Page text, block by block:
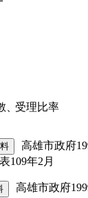
、受理比率
高雄市政府
109年2月
高雄市政府